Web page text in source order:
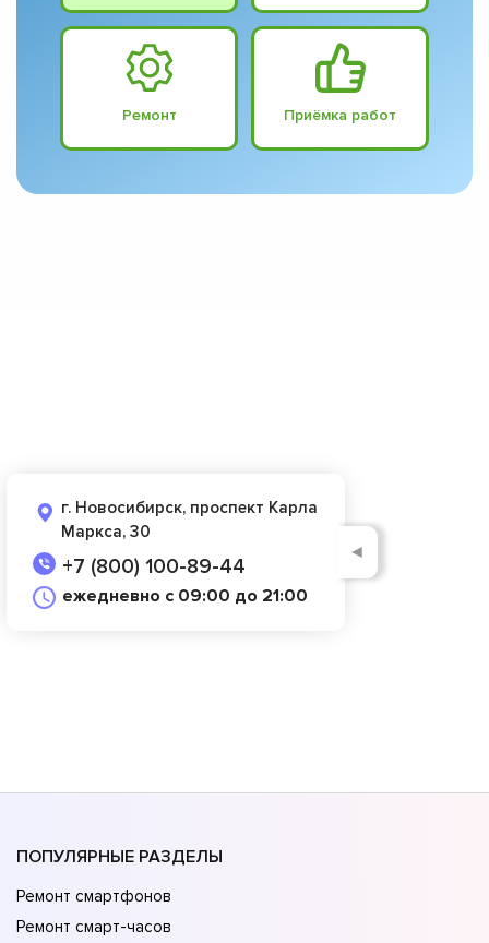
Ремонт Приёмка работ
г. Новосибирск, проспект Карла
Маркса, 30
+7 (800) 100-89-44
ежедневно с 09:00 до 21:00
◄
ПОПУЛЯРНЫЕ РАЗДЕЛЫ
Ремонт смартфонов
Ремонт смарт-часов